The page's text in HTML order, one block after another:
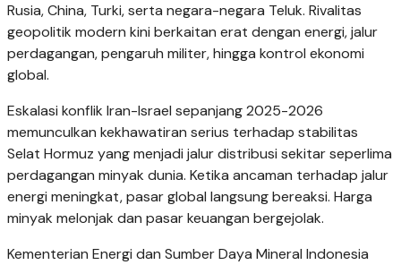
Rusia, China, Turki, serta negara-negara Teluk. Rivalitas
geopolitik modern kini berkaitan erat dengan energi, jalur
perdagangan, pengaruh militer, hingga kontrol ekonomi
global.
Eskalasi konflik Iran-Israel sepanjang 2025-2026
memunculkan kekhawatiran serius terhadap stabilitas
Selat Hormuz yang menjadi jalur distribusi sekitar seperlima
perdagangan minyak dunia. Ketika ancaman terhadap jalur
energi meningkat, pasar global langsung bereaksi. Harga
minyak melonjak dan pasar keuangan bergejolak.
Kementerian Energi dan Sumber Daya Mineral Indonesia